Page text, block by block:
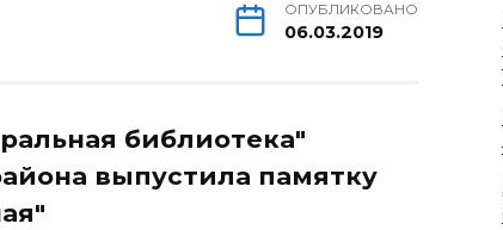
ОПУБЛИКОВАНО
06.03.2019
библиотека"
выпустила памятку